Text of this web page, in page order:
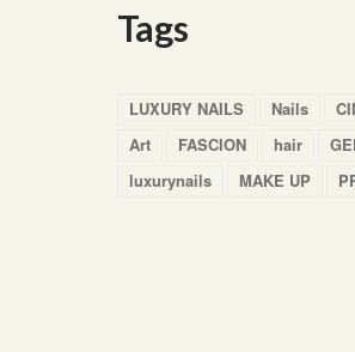
Tags
LUXURY NAILS Nails
Art
FASCION hair
luxurynails
MAKE UP